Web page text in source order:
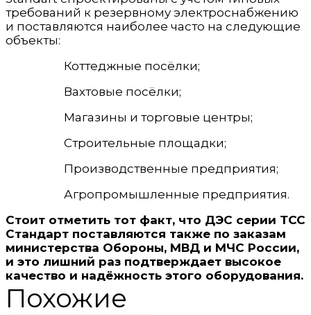
требований к резервному электроснабжению
и поставляются наиболее часто на следующие
объекты:
Коттеджные посёлки;
Вахтовые посёлки;
Магазины и торговые центры;
Строительные площадки;
Производственные предприятия;
Агропромышленные предприятия.
Стоит отметить тот факт, что ДЭС серии ТСС
Стандарт поставляются также по заказам
министерства Обороны, МВД и МЧС России,
и это лишний раз подтверждает высокое
качество и надёжность этого оборудования.
Похожие